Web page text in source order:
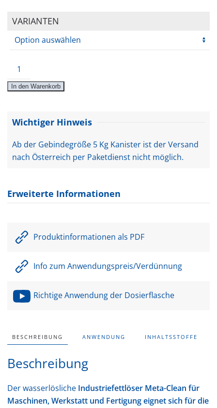
VARIANTEN
Meta-
Clean
Menge
In den Warenkorb
Wichtiger Hinweis
Ab der Gebindegröße 5 Kg Kanister ist der Versand
nach Österreich per Paketdienst nicht möglich.
Erweiterte Informationen
Produktinformationen als PDF
Info zum Anwendungspreis/Verdünnung
Richtige Anwendung der Dosierflasche
BESCHREIBUNG ANWENDUNG INHALTSSTOFFE
Beschreibung
Der wasserlösliche Industriefettlöser Meta-Clean für
Maschinen, Werkstatt und Fertigung eignet sich für die